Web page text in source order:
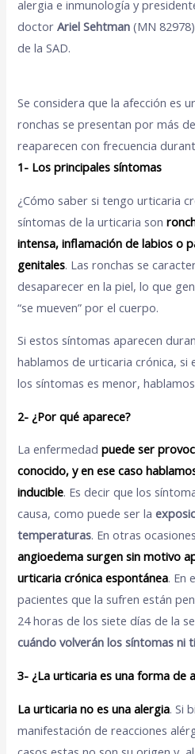
alergia e inmunología y
doctorAriel Sehtman (MN
de la SAD.
Se considera que la afección es
ronchas se presentan por más
reaparecen con frecuencia
1- Los principales síntomas
¿Cómo saber si tengo urticaria
síntomas de la urticaria son
intensa, inflamación de labios o
genitales. Las ronchas se
desaparecer en la piel, lo que
“se mueven” por el cuerpo.
Si estos síntomas aparecen
hablamos de urticaria crónica, si
los síntomas es menor,
2- ¿Por qué aparece?
La enfermedadpuede ser
conocido, y en ese caso
inducible. Es decir que los
causa, como puede ser la
temperaturas. En otras
angioedema surgen sin motivo
urticaria crónica espontánea. En
pacientes que la sufren están
24 horas de los siete días de la
cuándo volverán los síntomas ni
3- ¿La urticaria es una forma de
La urticaria no es una alergia. Si
manifestación de reacciones